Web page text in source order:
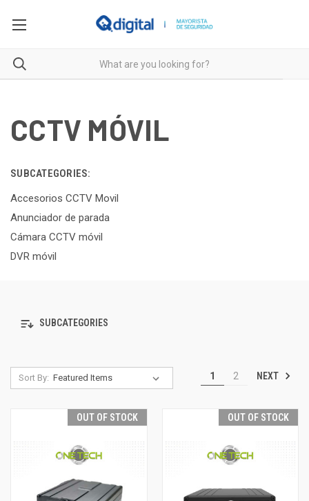
CCTV MÓVIL
SUBCATEGORIES:
Accesorios CCTV Movil
Anunciador de parada
Cámara CCTV móvil
DVR móvil
SUBCATEGORIES
Sort By: 1 2 NEXT
OUT OF STOCK OUT OF STOCK